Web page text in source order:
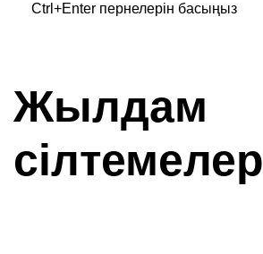
Ctrl+Enter пернелерін басыңыз
Жылдам
сілтемелер